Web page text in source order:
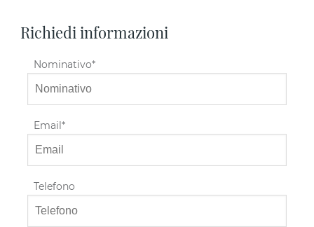
Richiedi informazioni
Nominativo
Email
Telefono